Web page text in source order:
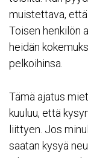
muistettava,
Toisen henkilön
heidän
pelkoihinsa.
Tämä ajatus
kuuluu, että
liittyen. Jos
saatan kysyä